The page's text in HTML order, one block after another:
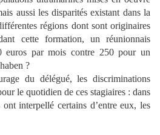
aussi les disparités existant dans la
régions dont sont originaires
cette formation, un réunionnais
euros par mois contre 250 pour un
?
du délégué, les discriminations
le quotidien de ces stagiaires : dans
interpellé certains d’entre eux, les